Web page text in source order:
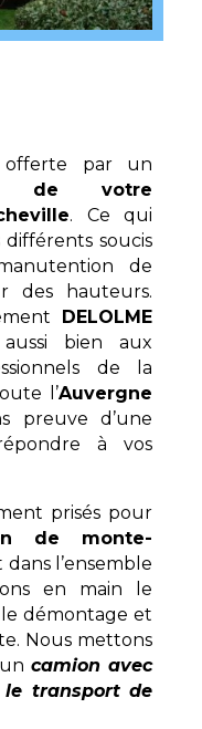
offerte par un
de votre
. Ce qui
soucis
de
des hauteurs.
DELOLME
bien aux
de la
l’Auvergne
preuve d’une
à vos
prisés pour
de monte-
dans l’ensemble
en main le
le démontage et
Nous mettons
uncamion avec
le transport de